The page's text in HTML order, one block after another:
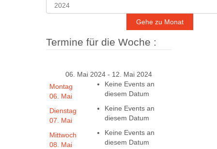
Gehe zu Monat
Termine für die Woche :
06. Mai 2024 - 12. Mai 2024
Montag
06. Mai
Keine Events an
diesem Datum
Dienstag
07. Mai
Keine Events an
diesem Datum
Mittwoch
08. Mai
Keine Events an
diesem Datum